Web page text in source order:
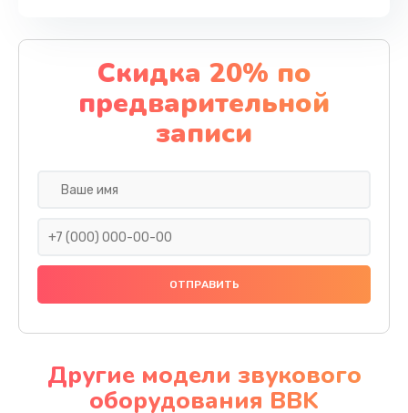
Скидка 20% по
предварительной
записи
Другие модели звукового
оборудования BBK